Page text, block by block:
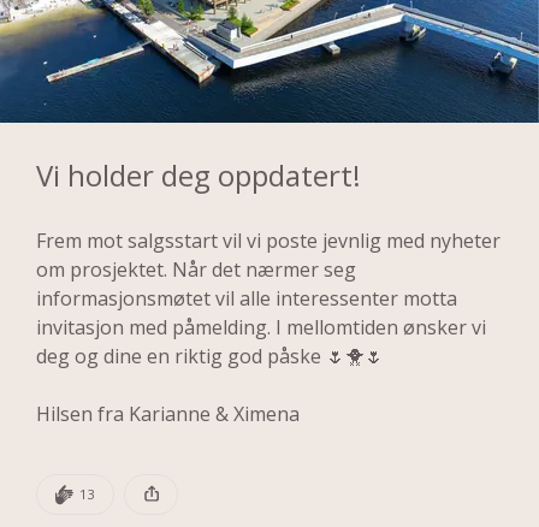
Vi holder deg oppdatert!
Frem mot salgsstart vil vi poste jevnlig med nyheter
om prosjektet. Når det nærmer seg
informasjonsmøtet vil alle interessenter motta
invitasjon med påmelding. I mellomtiden ønsker vi
deg og dine en riktig god påske 🌷🐥🌷
Hilsen fra Karianne & Ximena
DEN POSTEN HAR
13